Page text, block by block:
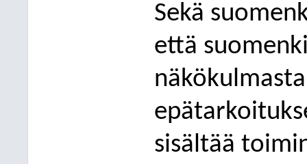
Sekä
että
epä
sisältää